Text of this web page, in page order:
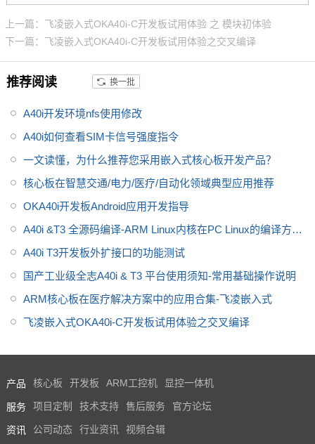
3L，存储8GB eMMC。全志A40
工控行业芯片平台 A40i为国产工
控行业芯，全志A40i处理器代表
了Allwin在智能工业控制领域的成
-C开发板是飞凌推出的一款中国
芯，全国产级工业级开发板，适
控制产品
上一篇：飞凌嵌入式OKA40i-C开发板试用体验 之 模块初体验
下一篇：飞凌嵌入式OKA40i-C开发板试用体验之交叉编译
推荐阅读 换一批
A40i开发环境nfs使用修改
A40i如何查看SIM卡信号强度指令
一文读懂，为什么推荐您采用嵌入式核心板开发产品？
核心板在智慧交通/电力/医疗/自动化领域典型应用推荐
OKA40i开发板Android应用开发指导
A40i &T3 全源码编译-ARM Linux内核在PC Linux的编译方
法。
A40i T3开发板外扩接口的功能测试
国产工业级全志A40i & T3 平台使用须知-常用基础操作说明
ARM核心板在医疗解决方案中的应用合集-飞凌嵌入式
飞凌嵌入式OKA40i-C开发板试用体验之交叉编译
产品 核心板 开发板 ARM工控机 显控一体机
服务 项目定制 技术支持 售后服务 官方论坛
资讯 公司动态 行业资讯 视频合辑